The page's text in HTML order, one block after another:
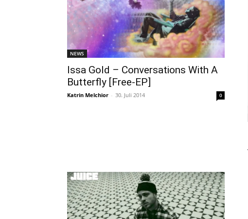
NEWS
Issa Gold – Conversations With A
Butterfly [Free-EP]
Katrin Melchior - 30. Juli 2014 0